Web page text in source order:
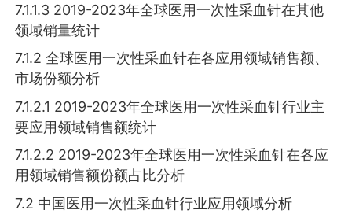
7.1.1.3 2019-2023年全球医用一次性采血针在其他
领域销量统计
7.1.2 全球医用一次性采血针在各应用领域销售额、
市场份额分析
7.1.2.1 2019-2023年全球医用一次性采血针行业主
要应用领域销售额统计
7.1.2.2 2019-2023年全球医用一次性采血针在各应
用领域销售额份额占比分析
7.2 中国医用一次性采血针行业应用领域分析